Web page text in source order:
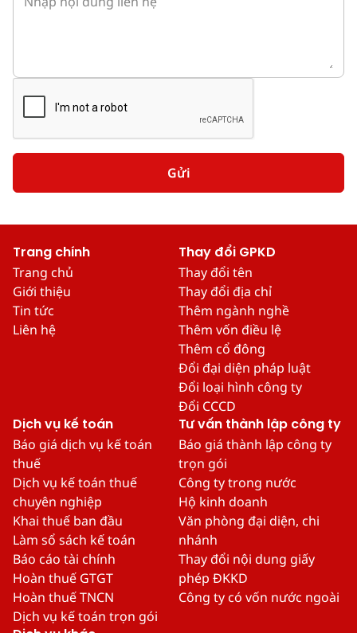
Gửi
Trang chính
Trang chủ
Giới thiệu
Tin tức
Liên hệ
Thay đổi GPKD
Thay đổi tên
Thay đổi địa chỉ
Thêm ngành nghề
Thêm vốn điều lệ
Thêm cổ đông
Đổi đại diện pháp luật
Đổi loại hình công ty
Đổi CCCD
Dịch vụ kế toán
Báo giá dịch vụ kế toán
thuế
Dịch vụ kế toán thuế
chuyên nghiệp
Khai thuế ban đầu
Làm sổ sách kế toán
Báo cáo tài chính
Hoàn thuế GTGT
Hoàn thuế TNCN
Dịch vụ kế toán trọn gói
Tư vấn thành lập công ty
Báo giá thành lập công ty
trọn gói
Công ty trong nước
Hộ kinh doanh
Văn phòng đại diện, chi
nhánh
Thay đổi nội dung giấy
phép ĐKKD
Công ty có vốn nước ngoài